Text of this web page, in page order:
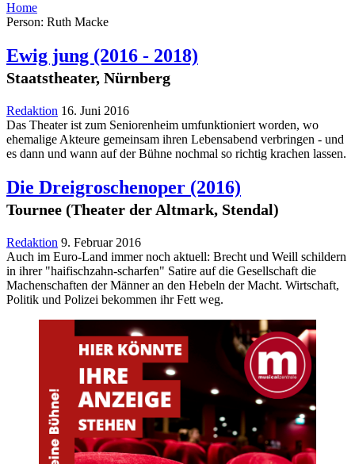
Home
Person: Ruth Macke
Ewig jung (2016 - 2018)
Staatstheater, Nürnberg
Redaktion 16. Juni 2016
Das Theater ist zum Seniorenheim umfunktioniert worden, wo
ehemalige Akteure gemeinsam ihren Lebensabend verbringen - und
es dann und wann auf der Bühne nochmal so richtig krachen lassen.
Die Dreigroschenoper (2016)
Tournee (Theater der Altmark, Stendal)
Redaktion 9. Februar 2016
Auch im Euro-Land immer noch aktuell: Brecht und Weill schildern
in ihrer "haifischzahn-scharfen" Satire auf die Gesellschaft die
Machenschaften der Männer an den Hebeln der Macht. Wirtschaft,
Politik und Polizei bekommen ihr Fett weg.